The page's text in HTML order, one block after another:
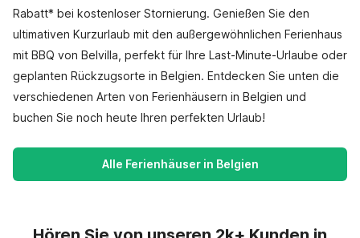
Rabatt* bei kostenloser Stornierung. Genießen Sie den
ultimativen Kurzurlaub mit den außergewöhnlichen Ferienhaus
mit BBQ von Belvilla, perfekt für Ihre Last-Minute-Urlaube oder
geplanten Rückzugsorte in Belgien. Entdecken Sie unten die
verschiedenen Arten von Ferienhäusern in Belgien und
buchen Sie noch heute Ihren perfekten Urlaub!
Alle Ferienhäuser in Belgien